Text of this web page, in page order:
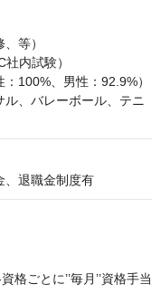
等）
内試験）
100%、男性：92.9%）
ル、バレーボール、テニ
、退職金制度有
ごとに’’毎月’’資格手当